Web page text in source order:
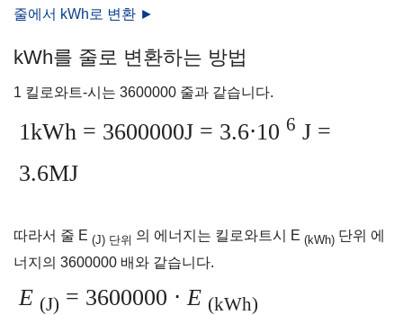
줄에서 kWh로 변환 ►
kWh를 줄로 변환하는 방법
1 킬로와트-시는 3600000 줄과 같습니다.
1kWh = 3600000J = 3.6⋅10 6 J =
3.6MJ
따라서 줄 E (J) 단위 의 에너지는 킬로와트시 E (kWh) 단위 에
너지의 3600000 배와 같습니다.
E (J) = 3600000 ⋅ E (kWh)